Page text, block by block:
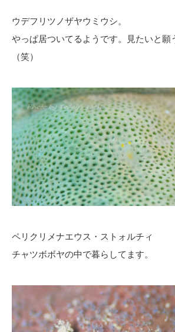
ウデフリツノザヤウミウシ。
やっぱ居ついてるようです。見たいと願
（笑）
ペリクリメナエウス・ストォルチィ
チャツボボヤの中で暮らしてます。